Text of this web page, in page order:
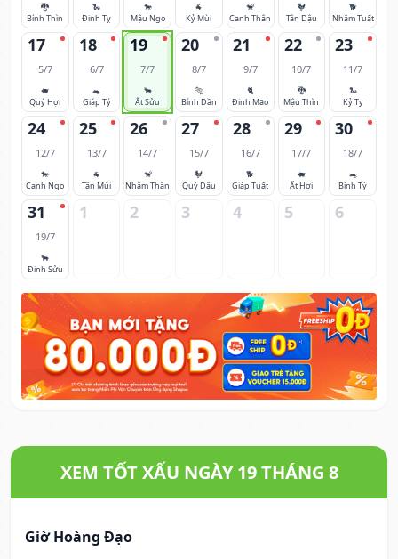
🐉
Bính Thìn
🐍
Đinh Tỵ
🐎
Mậu Ngọ
🐐
Kỷ Mùi
🐒
Canh Thân
🐓
Tân Dậu
🐕
Nhâm Tuất
17
5/7
🐖
Quý Hợi
18
6/7
🐀
Giáp Tý
19
7/7
🐂
Ất Sửu
20
8/7
🐅
Bính Dần
21
9/7
🐈
Đinh Mão
22
10/7
🐉
Mậu Thìn
23
11/7
🐍
Kỷ Tỵ
24
12/7
🐎
Canh Ngọ
25
13/7
🐐
Tân Mùi
26
14/7
🐒
Nhâm Thân
27
15/7
🐓
Quý Dậu
28
16/7
🐕
Giáp Tuất
29
17/7
🐖
Ất Hợi
30
18/7
🐀
Bính Tý
31
19/7
🐂
Đinh Sửu
1 2 3 4 5 6
XEM TỐT XẤU NGÀY 19 THÁNG 8
Giờ Hoàng Đạo